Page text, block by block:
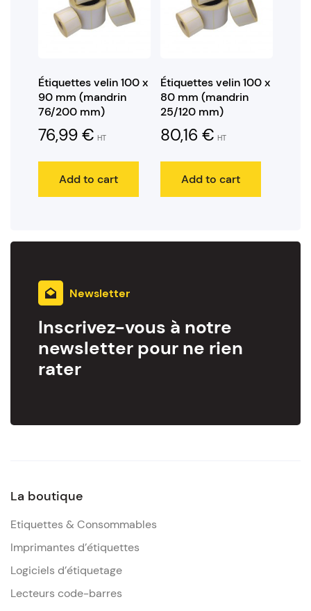
Étiquettes velin 100 x
90 mm (mandrin
76/200 mm)
76,99 € HT
Add to cart
Étiquettes velin 100 x
80 mm (mandrin
25/120 mm)
80,16 € HT
Add to cart
Newsletter
Inscrivez-vous à notre
newsletter pour ne rien
rater
La boutique
Etiquettes & Consommables
Imprimantes d’étiquettes
Logiciels d’étiquetage
Lecteurs code-barres